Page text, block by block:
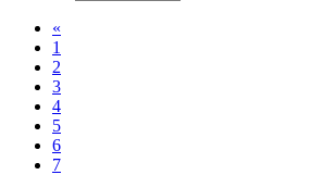
«
1
2
3
4
5
6
7